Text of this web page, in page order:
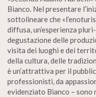
Bianco. Nel presentare
sottolineare che
diffusa, un’esperienza
degustazione delle
visita dei luoghi e dei
della cultura, delle
è un’attrattiva per il
professionisti, da
evidenziato Bianco – sono